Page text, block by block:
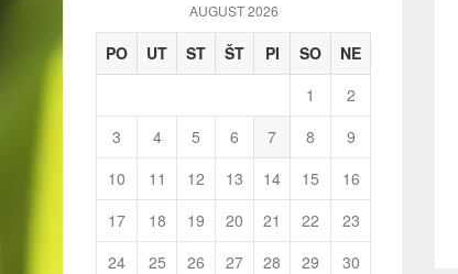
AUGUST 2026
PO UT ST ŠT PI SO
NE
1
2
3
4 5 6 7 8
9
10
11 12 13 14 15
16
17
18 19 20 21 22
23
24
25 26 27 28 29
30